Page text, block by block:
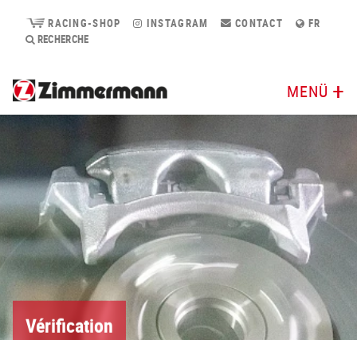
RACING-SHOP INSTAGRAM CONTACT
FR
RECHERCHE
MENÜ
Vérification